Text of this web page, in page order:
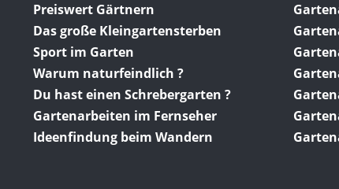
Preiswert Gärtnern
Das große Kleingartensterben
Sport im Garten
Warum naturfeindlich ?
Du hast einen Schrebergarten ?
Gartenarbeiten im Fernseher
Ideenfindung beim Wandern